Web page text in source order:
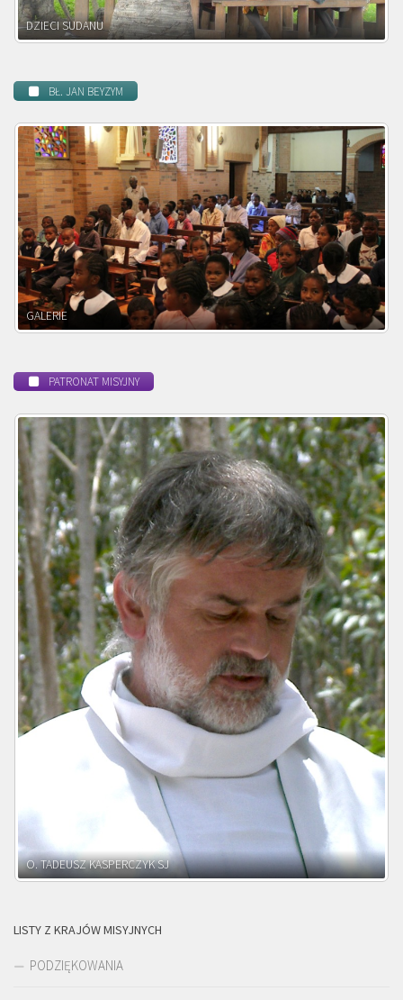
DZIECI ZAMBII
BŁ. JAN BEYZYM
POWOŁANIE MISYJNE
PATRONAT MISYJNY
O. ADNRZEJ LEŚNIARA SJ
LISTY Z KRAJÓW MISYJNYCH
PODZIĘKOWANIA